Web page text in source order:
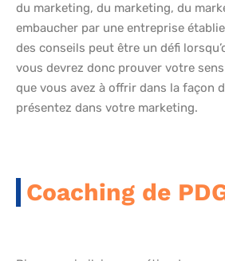
du marketing, du marketing, du
embaucher par une entreprise
des conseils peut être un défi
vous devrez donc prouver votre
que vous avez à offrir dans la façon
présentez dans votre marketing.
Coaching de